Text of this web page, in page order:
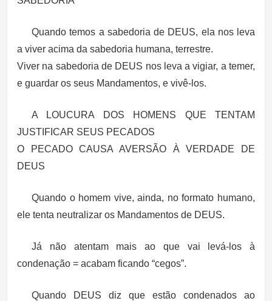
Quando temos a sabedoria de DEUS, ela nos leva
a viver acima da sabedoria humana, terrestre.
Viver na sabedoria de DEUS nos leva a vigiar, a temer,
e guardar os seus Mandamentos, e vivê-los.
A LOUCURA DOS HOMENS QUE TENTAM
JUSTIFICAR SEUS PECADOS
O PECADO CAUSA AVERSÃO À VERDADE DE
DEUS
Quando o homem vive, ainda, no formato humano,
ele tenta neutralizar os Mandamentos de DEUS.
Já não atentam mais ao que vai levá-los à
condenação = acabam ficando “cegos”.
Quando DEUS diz que estão condenados ao